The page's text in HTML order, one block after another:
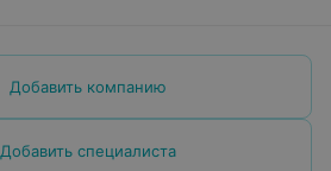
Добавить компанию
Добавить специалиста